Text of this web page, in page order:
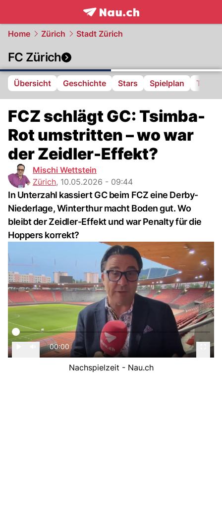
frontpage.NAU.ch
Home Zürich Stadt Zürich
FC Zürich
Übersicht Geschichte Stars Spielplan
FCZ schlägt GC: Tsimba-
Rot umstritten – wo war
der Zeidler-Effekt?
Mischi Wettstein
Zürich, 10.05.2026 - 09:44
In Unterzahl kassiert GC beim FCZ eine Derby-
Niederlage, Winterthur macht Boden gut. Wo
bleibt der Zeidler-Effekt und war Penalty für die
Hoppers korrekt?
00:00
Nachspielzeit - Nau.ch